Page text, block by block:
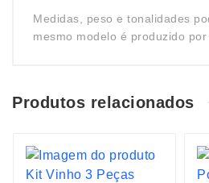
Medidas, peso e tonalidades
mesmo modelo é produzido
Produtos relacionados